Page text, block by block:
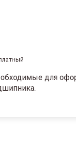
для